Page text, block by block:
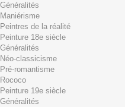
Première
Panier (vide)
Aucun produit
0,01€ dès 29€ d'achat
0,00 € Total
Commander
Généralités
Maniérisme
Peintres de la réalité
Peinture 18e siècle
Généralités
Néo-classicisme
Pré-romantisme
Rococo
Peinture 19e siècle
Généralités